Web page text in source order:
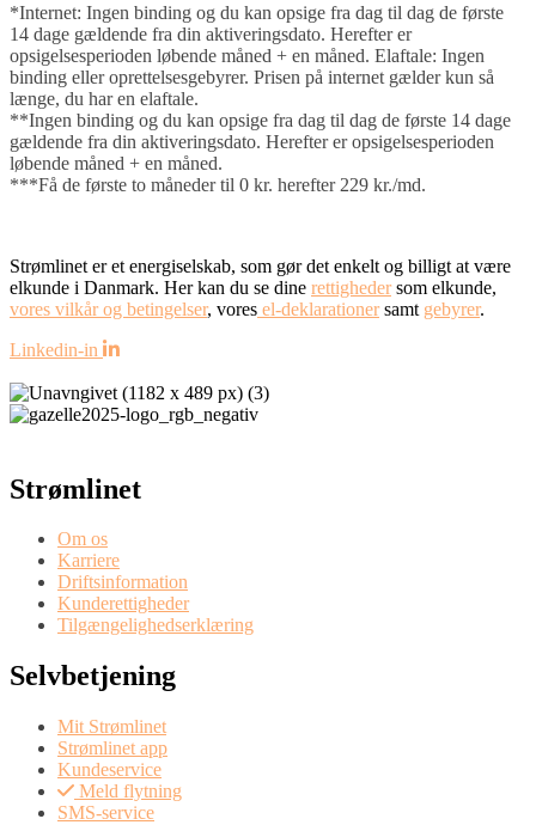
*Internet: Ingen binding og du kan opsige fra dag til dag de første
14 dage gældende fra din aktiveringsdato. Herefter er
opsigelsesperioden løbende måned + en måned. Elaftale: Ingen
binding eller oprettelsesgebyrer. Prisen på internet gælder kun så
længe, du har en elaftale.
**Ingen binding og du kan opsige fra dag til dag de første 14 dage
gældende fra din aktiveringsdato. Herefter er opsigelsesperioden
løbende måned + en måned.
***Få de første to måneder til 0 kr. herefter 229 kr./md.
Strømlinet er et energiselskab, som gør det enkelt og billigt at være
elkunde i Danmark. Her kan du se dine rettighedersom elkunde,
vores vilkår og betingelser, vores el-deklarationersamt gebyrer.
Linkedin-in
Strømlinet
Om os
Karriere
Driftsinformation
Kunderettigheder
Tilgængelighedserklæring
Selvbetjening
Mit Strømlinet
Strømlinet app
Kundeservice
Meld flytning
SMS-service